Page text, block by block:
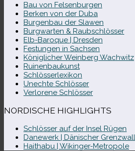
Bau von Felsenburgen
Berken von der Duba
Burgenbau der Slawen
Burgwarten & Raubschlösser
Elb-​Baroque | Dresden
Festungen in Sachsen
Königlicher Weinberg Wachwitz
Ruinenbaukunst
Schlösserlexikon
Unechte Schlösser
Verlorene Schlösser
NORDISCHE HIGHLIGHTS
Schlösser auf der Insel Rügen
Danewerk | Dänischer Grenzwall
Haithabu | Wikinger-Metropole